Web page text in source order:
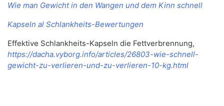
Wie man Gewicht in den Wangen und dem Kinn schnell
Kapseln al Schlankheits-Bewertungen
Effektive Schlankheits-Kapseln die Fettverbrennung,
https://dacha.vyborg.info/articles/26803-wie-schnell-
gewicht-zu-verlieren-und-zu-verlieren-10-kg.html